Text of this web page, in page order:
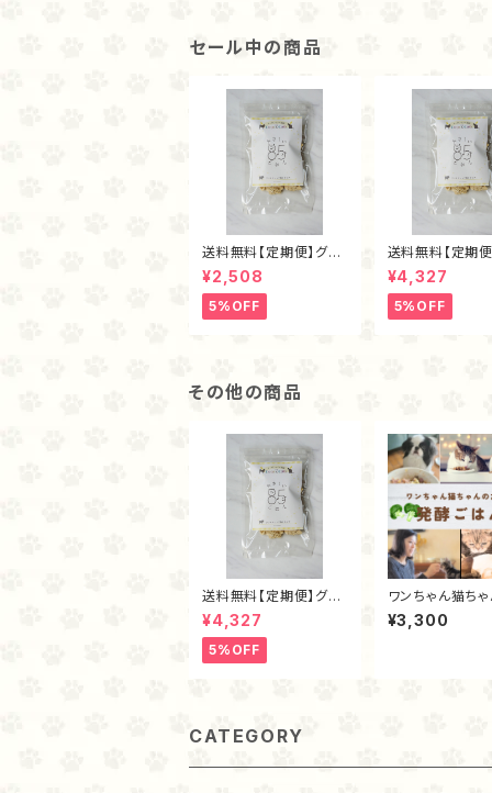
セール中の商品
送料無料【定期便】グラ
スフェッド麴トライプ・フ
リーズドライ40ｇ
¥2,508
5%OFF
送料無料【定期便
スフェッド麴トラ
リーズドライ80ｇ
¥4,327
5%OFF
その他の商品
送料無料【定期便】グラ
スフェッド麴トライプ・フ
リーズドライ80ｇ
¥4,327
5%OFF
ワンちゃん猫ち
作り発酵ごはん
¥3,300
CATEGORY